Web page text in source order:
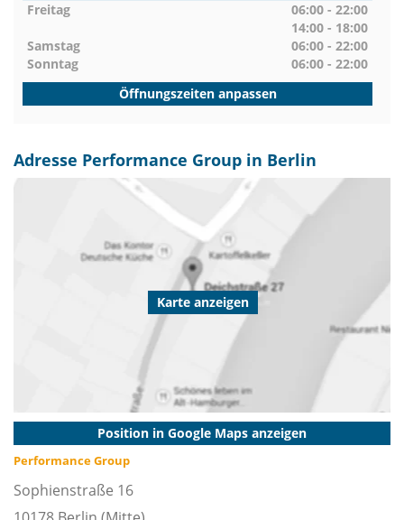
Freitag
06:00 - 22:00
14:00 - 18:00
Samstag
06:00 - 22:00
Sonntag
06:00 - 22:00
Öffnungszeiten anpassen
Adresse Performance Group in Berlin
Karte anzeigen
Position in Google Maps anzeigen
Performance Group
Sophienstraße 16